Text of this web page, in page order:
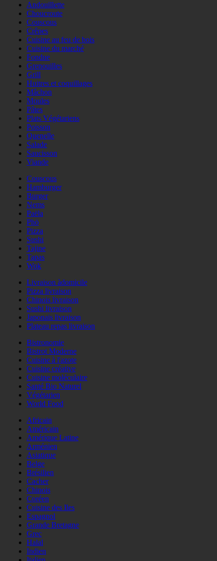
Andouillette
Choucroute
Couscous
Crêpes
Cuisine au feu de bois
Cuisine du marché
Fondue
Grenouilles
Grill
Huitres et coquillages
Mâchon
Moules
Pâtes
Plats Végétariens
Poisson
Quenelle
Salade
Saucisson
Viande
Couscous
Hamburger
Burger
Nems
Paëla
Phö
Pizza
Sushi
Tajine
Tapas
Wok
Livraison àdomicile
Pizza livraison
Chinois livraison
Sushi livraison
Japonais livraison
Plateau repas livraison
Bistronomie
Bistrot Moderne
Cuisine à l'azote
Cuisine créative
Cuisine moléculaire
Santé Bio Naturel
Végétarien
World Food
Africain
Américain
Amérique Latine
Arménien
Asiatique
Belge
Brésilien
Cacher
Chinois
Coréen
Cuisine des Iles
Espagnol
Grande Bretagne
Grec
Halal
Indien